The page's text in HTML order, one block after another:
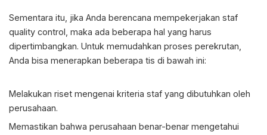
Sementara itu, jika Anda berencana mempekerjakan staf
quality control, maka ada beberapa hal yang harus
dipertimbangkan. Untuk memudahkan proses perekrutan,
Anda bisa menerapkan beberapa tis di bawah ini:
Melakukan riset mengenai kriteria staf yang dibutuhkan oleh
perusahaan.
Memastikan bahwa perusahaan benar-benar mengetahui